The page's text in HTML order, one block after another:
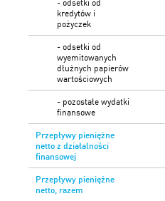
- odsetki od
kredytów i
pożyczek
- odsetki od
wyemitowanych
dłużnych papierów
wartościowych
- pozostałe wydatki
finansowe
Przepływy pieniężne
netto z działalności
finansowej
Przepływy pieniężne
netto, razem